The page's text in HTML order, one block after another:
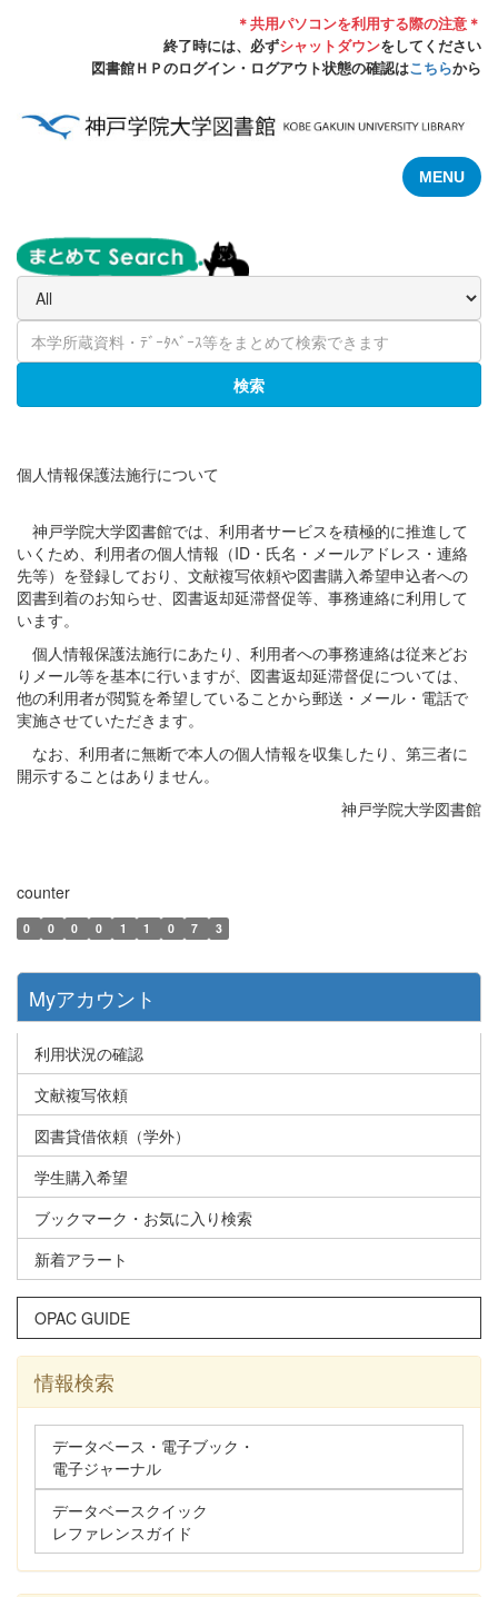
＊共用パソコンを利用する際の注意＊
終了時には、必ずシャットダウンをしてください
図書館ＨＰのログイン・ログアウト状態の確認はこちらから
MENU
検索
個人情報保護法施行について
神戸学院大学図書館では、利用者サービスを積極的に推進して
いくため、利用者の個人情報（ID・氏名・メールアドレス・連絡
先等）を登録しており、文献複写依頼や図書購入希望申込者への
図書到着のお知らせ、図書返却延滞督促等、事務連絡に利用して
います。
個人情報保護法施行にあたり、利用者への事務連絡は従来どお
りメール等を基本に行いますが、図書返却延滞督促については、
他の利用者が閲覧を希望していることから郵送・メール・電話で
実施させていただきます。
なお、利用者に無断で本人の個人情報を収集したり、第三者に
開示することはありません。
神戸学院大学図書館
counter
0 0 0 0 1 1 0 7 3
Myアカウント
利用状況の確認
文献複写依頼
図書貸借依頼（学外）
学生購入希望
ブックマーク・お気に入り検索
新着アラート
OPAC GUIDE
情報検索
データベース・電子ブック・
電子ジャーナル
データベースクイック
レファレンスガイド